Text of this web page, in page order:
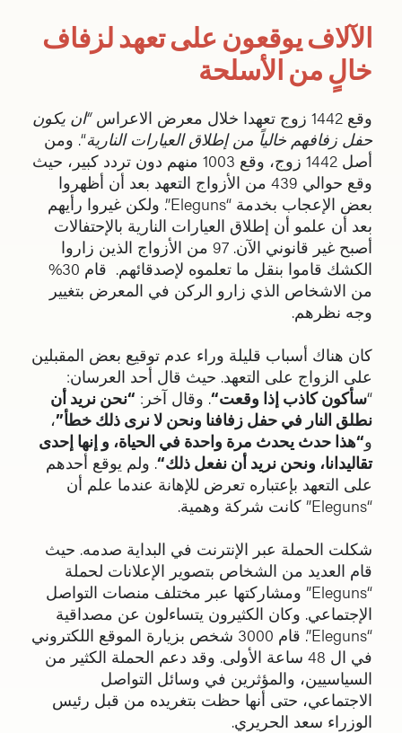
الآلاف يوقعون على تعهد لزفاف
خالٍ من الأسلحة
وقع 1442 زوج تعهدا خلال معرض الاعراس
“ان يكون
حفل زفافهم خالياً من إطلاق العيارات النارية“. ومن
أصل 1442 زوج، وقع 1003 منهم دون تردد كبير، حيث
وقع حوالي 439 من الأزواج التعهد بعد أن أظهروا
بعض الإعجاب بخدمة “Eleguns”. ولكن غيروا رأيهم
بعد أن علمو أن إطلاق العيارات النارية بالإحتفالات
أصبح غير قانوني الآن. 97 من الأزواج الذين زاروا
الكشك قاموا بنقل ما تعلموه لإصدقائهم. قام 30%
من الاشخاص الذي زارو الركن في المعرض بتغيير
وجه نظرهم.
كان هناك أسباب قليلة وراء عدم توقيع بعض المقبلين
على الزواج على التعهد. حيث قال أحد العرسان:
“سأكون كاذب إذا وقعت“. وقال آخر: “نحن نريد أن
نطلق النار في حفل زفافنا ونحن لا نرى ذلك خطأ”،
و“هذا حدث يحدث مرة واحدة في الحياة، و إنها إحدى
تقاليدانا، ونحن نريد أن نفعل ذلك“. ولم يوقع أحدهم
على التعهد بإعتباره تعرض للإهانة عندما علم أن
“Eleguns” كانت شركة وهمية.
شكلت الحملة عبر الإنترنت في البداية صدمه. حيث
قام العديد من الشخاص بتصوير الإعلانات لحملة
“Eleguns” ومشاركتها عبر مختلف منصات التواصل
الإجتماعي. وكان الكثيرون يتساءلون عن مصداقية
“Eleguns”. قام 3000 شخص بزيارة الموقع اللكتروني
في ال 48 ساعة الأولى. وقد دعم الحملة الكثير من
السياسيين، والمؤثرين في وسائل التواصل
الاجتماعي، حتى أنها حظت بتغريده من قبل رئيس
الوزراء سعد الحريري.